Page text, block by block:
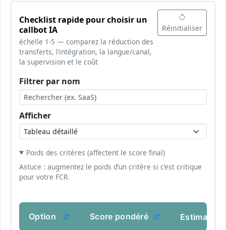
Checklist rapide pour choisir un
callbot IA
échelle 1-5 — comparez la réduction des
transferts, l’intégration, la langue/canal,
la supervision et le coût
Réinitialiser
Filtrer par nom
Afficher
Poids des critères (affectent le score final)
Astuce : augmentez le poids d’un critère si c’est critique
pour votre FCR.
Option Score pondéré Estimation